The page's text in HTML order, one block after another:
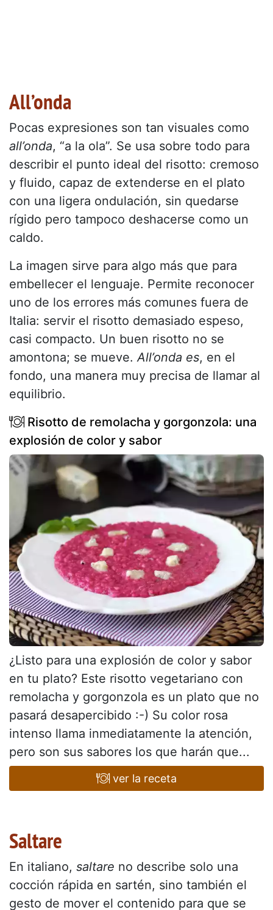
All’onda
Pocas expresiones son tan visuales como
all’onda, “a la ola”. Se usa sobre todo para
describir el punto ideal del risotto: cremoso
y fluido, capaz de extenderse en el plato
con una ligera ondulación, sin quedarse
rígido pero tampoco deshacerse como un
caldo.
La imagen sirve para algo más que para
embellecer el lenguaje. Permite reconocer
uno de los errores más comunes fuera de
Italia: servir el risotto demasiado espeso,
casi compacto. Un buen risotto no se
amontona; se mueve.All’onda es, en el
fondo, una manera muy precisa de llamar al
equilibrio.
Risotto de remolacha y gorgonzola: una
explosión de color y sabor
¿Listo para una explosión de color y sabor
en tu plato? Este risotto vegetariano con
remolacha y gorgonzola es un plato que no
pasará desapercibido :-) Su color rosa
intenso llama inmediatamente la atención,
pero son sus sabores los que harán que...
ver la receta
Saltare
En italiano, saltare no describe solo una
cocción rápida en sartén, sino también el
gesto de mover el contenido para que se